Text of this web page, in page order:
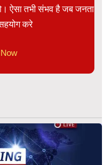
ऐसा तभी संभव है जब जनता
करे